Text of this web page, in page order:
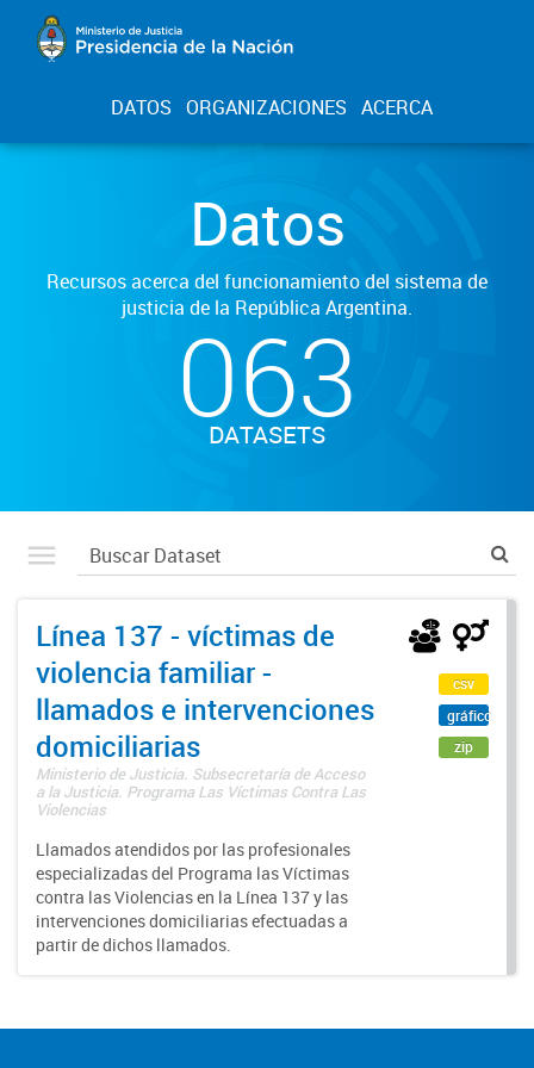
DATOS ORGANIZACIONES ACERCA
Datos
Recursos acerca del funcionamiento del sistema de
justicia de la República Argentina.
063
DATASETS
Línea 137 - víctimas de
violencia familiar -
llamados e intervenciones
domiciliarias
Ministerio de Justicia. Subsecretaría de Acceso
a la Justicia. Programa Las Víctimas Contra Las
Violencias
Llamados atendidos por las profesionales
especializadas del Programa las Víctimas
contra las Violencias en la Línea 137 y las
intervenciones domiciliarias efectuadas a
partir de dichos llamados.
csv
gráfico
zip